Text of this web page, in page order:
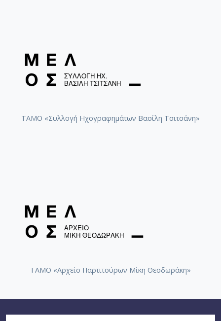
ΤΑΜΟ «Συλλογή Ηχογραφημάτων Βασίλη Τσιτσάνη»
ΤΑΜΟ «Αρχείο Παρτιτούρων Μίκη Θεοδωράκη»